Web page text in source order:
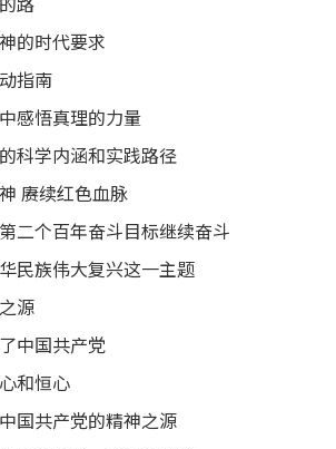
路
的时代要求
指南
感悟真理的力量
科学内涵和实践路径
赓续红色血脉
二个百年奋斗目标继续奋斗
民族伟大复兴这一主题
源
中国共产党
和恒心
国共产党的精神之源